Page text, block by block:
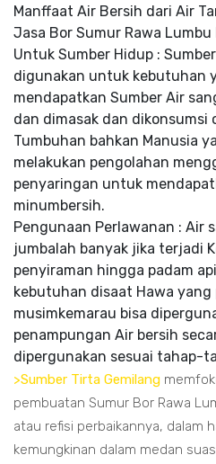
Manffaat Air Bersih dari Air
Jasa Bor Sumur Rawa Lumbu
Untuk Sumber Hidup :
digunakan untuk kebutuhan
mendapatkan Sumber Air
dan dimasak dan dikonsumsi
Tumbuhan bahkan Manusia
melakukan pengolahan
penyaringan untuk
minumbersih.
Pengunaan Perlawanan : Air
jumbalah banyak jika terjadi
penyiraman hingga padam
kebutuhan disaat Hawa yang
musimkemarau bisa
penampungan Air bersih
dipergunakan sesuai tahap-
>Sumber Tirta Gemilang
pembuatan Sumur Bor Rawa
atau refisi perbaikannya, dalam
kemungkinan dalam medan